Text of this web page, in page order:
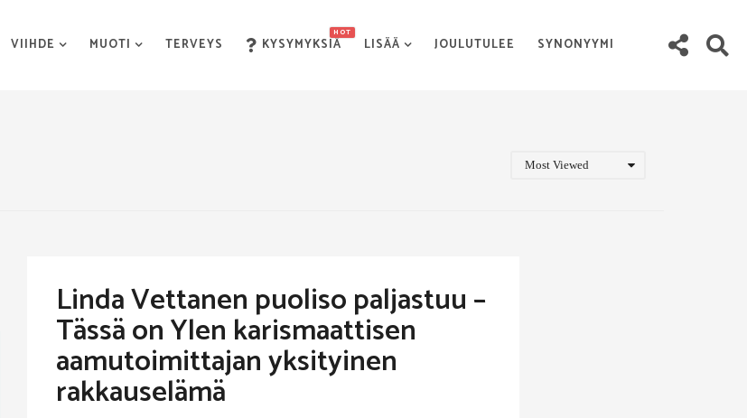
VIIHDE MUOTI TERVEYS KYSYMYKSIÄ
HOT
LISÄÄ JOULUTULEE SYNONYYMI
Most Viewed
Linda Vettanen puoliso paljastuu –
Tässä on Ylen karismaattisen
aamutoimittajan yksityinen
rakkauselämä